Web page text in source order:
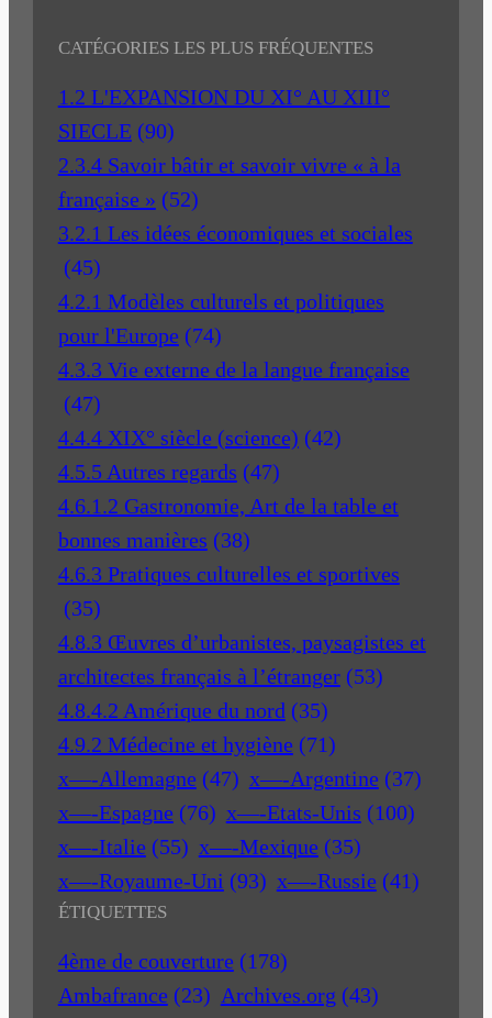
CATÉGORIES LES PLUS FRÉQUENTES
1.2 L'EXPANSION DU XI° AU XIII°
SIECLE (90)
2.3.4 Savoir bâtir et savoir vivre « à la
française » (52)
3.2.1 Les idées économiques et sociales
(45)
4.2.1 Modèles culturels et politiques
pour l'Europe (74)
4.3.3 Vie externe de la langue française
(47)
4.4.4 XIX° siècle (science) (42)
4.5.5 Autres regards (47)
4.6.1.2 Gastronomie, Art de la table et
bonnes manières (38)
4.6.3 Pratiques culturelles et sportives
(35)
4.8.3 Œuvres d’urbanistes, paysagistes et
architectes français à l’étranger (53)
4.8.4.2 Amérique du nord (35)
4.9.2 Médecine et hygiène (71)
x—-Allemagne (47) x—-Argentine (37)
x—-Espagne (76) x—-Etats-Unis (100)
x—-Italie (55) x—-Mexique (35)
x—-Royaume-Uni (93) x—-Russie (41)
ÉTIQUETTES
4ème de couverture (178)
Ambafrance (23) Archives.org (43)